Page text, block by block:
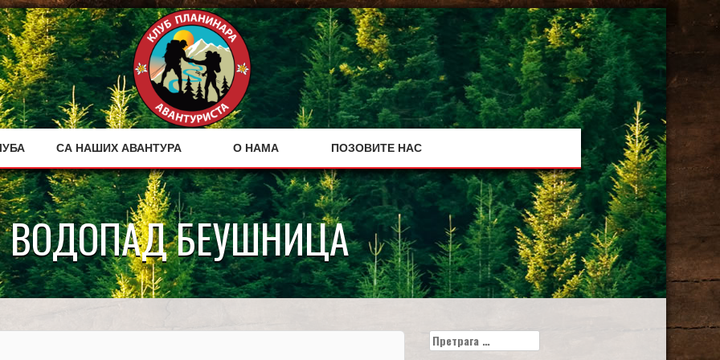
СА НАШИХ АВАНТУРА О НАМА ПОЗОВИТЕ НАС
ВОДОПАД БЕУШНИЦА
Претрага
за: